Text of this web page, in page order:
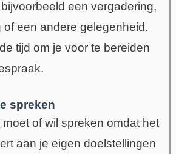
een vergadering,
een andere gelegenheid.
tijd om je voor te bereiden
spreken
of wil spreken omdat het
aan je eigen doelstellingen